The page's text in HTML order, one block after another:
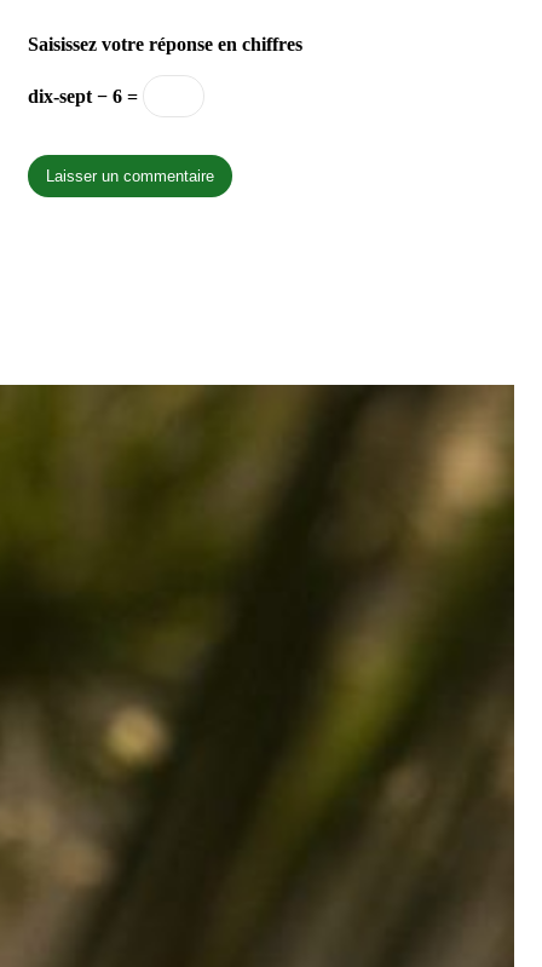
Saisissez votre réponse en chiffres
dix-sept − 6 =